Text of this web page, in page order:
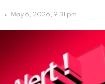
May 6, 2026, 9:31 pm